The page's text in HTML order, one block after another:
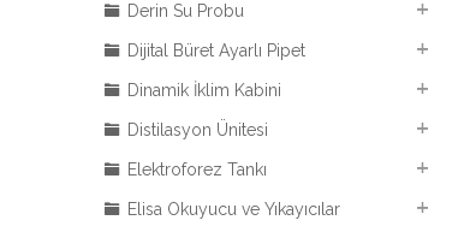
Derin Su Probu
Dijital Büret Ayarlı Pipet
Dinamik İklim Kabini
Distilasyon Ünitesi
Elektroforez Tankı
Elisa Okuyucu ve Yıkayıcılar